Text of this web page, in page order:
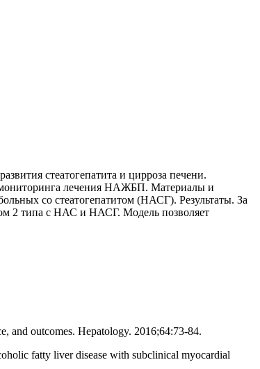
стеатогепатита и цирроза печени.
мониторинга лечения НАЖБП. Материалы и
со стеатогепатитом (НАСГ). Результаты. За
2 типа с НАС и НАСГ. Модель позволяет
and outcomes. Hepatology. 2016;64:73-84.
fatty liver disease with subclinical myocardial